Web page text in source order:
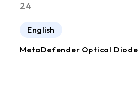
24
English
MetaDefender Optical Diode